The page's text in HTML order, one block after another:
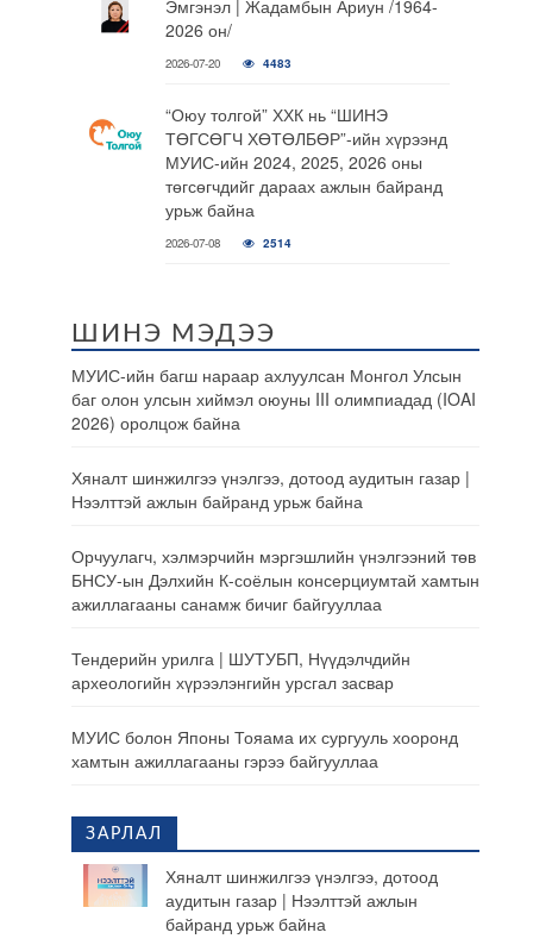
Эмгэнэл | Жадамбын Ариун /1964-
2026 он/
2026-07-20 4483
“Оюу толгой” ХХК нь “ШИНЭ
ТӨГСӨГЧ ХӨТӨЛБӨР”-ийн хүрээнд
МУИС-ийн 2024, 2025, 2026 оны
төгсөгчдийг дараах ажлын байранд
урьж байна
2026-07-08 2514
ШИНЭ МЭДЭЭ
МУИС-ийн багш нараар ахлуулсан Монгол Улсын
баг олон улсын хиймэл оюуны III олимпиадад (IOAI
2026) оролцож байна
Хяналт шинжилгээ үнэлгээ, дотоод аудитын газар |
Нээлттэй ажлын байранд урьж байна
Орчуулагч, хэлмэрчийн мэргэшлийн үнэлгээний төв
БНСУ-ын Дэлхийн К-соёлын консерциумтай хамтын
ажиллагааны санамж бичиг байгууллаа
Тендерийн урилга | ШУТУБП, Нүүдэлчдийн
археологийн хүрээлэнгийн урсгал засвар
МУИС болон Японы Тояама их сургууль хооронд
хамтын ажиллагааны гэрээ байгууллаа
ЗАРЛАЛ
Хяналт шинжилгээ үнэлгээ, дотоод
аудитын газар | Нээлттэй ажлын
байранд урьж байна